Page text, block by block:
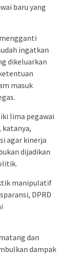
baru yang
ingatkan
dikeluarkan
masuk
lima pegawai
katanya,
agar kinerja
dijadikan
manipulatif
DPRD
dan
dampak